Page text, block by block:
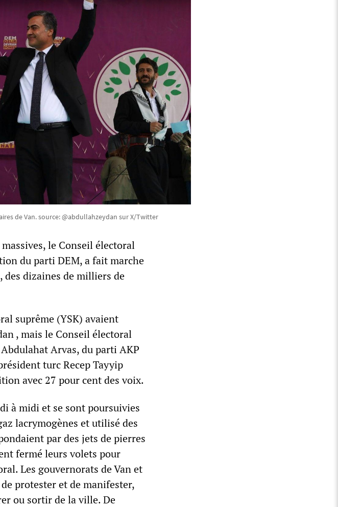
de Van. source: @abdullahzeydan sur X/Twitter
le Conseil électoral
du parti DEM, a fait marche
des dizaines de milliers de
suprême (YSK) avaient
, mais le Conseil électoral
Arvas, du parti AKP
turc Recep Tayyip
avec 27 pour cent des voix.
à midi et se sont poursuivies
lacrymogènes et utilisé des
par des jets de pierres
fermé leurs volets pour
Les gouvernorats de Van et
protester et de manifester,
ou sortir de la ville. De